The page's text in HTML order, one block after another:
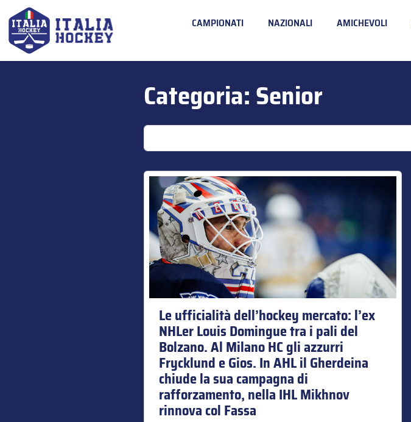
CAMPIONATI NAZIONALI AMICHEVOLI
Categoria:Senior
Le ufficialità dell’hockey mercato: l’ex
NHLer Louis Domingue tra i pali del
Bolzano. Al Milano HC gli azzurri
Frycklund e Gios. In AHL il Gherdeina
chiude la sua campagna di
rafforzamento, nella IHL Mikhnov
rinnova col Fassa